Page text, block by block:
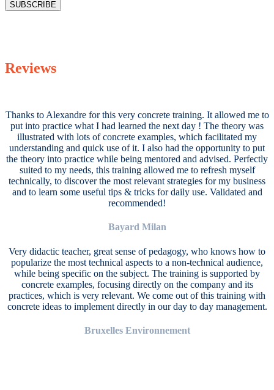
Reviews
Thanks to Alexandre for this very concrete training. It allowed me to
put into practice what I had learned the next day ! The theory was
illustrated with lots of concrete examples, which facilitated my
understanding and quick use of it. I also had the opportunity to put
the theory into practice while being mentored and advised. Perfectly
suited to my needs, this training allowed me to refresh myself
technically, to discover the most relevant strategies for my business
and to learn some useful tips & tricks for daily use. Validated and
recommended!
Bayard Milan
Very didactic teacher, great sense of pedagogy, who knows how to
popularize the most technical aspects to a non-technical audience,
while being specific on the subject. The training is supported by
concrete examples, focusing directly on the company and its
practices, which is very relevant. We come out of this training with
concrete ideas to implement directly in our day to day management.
Bruxelles Environnement